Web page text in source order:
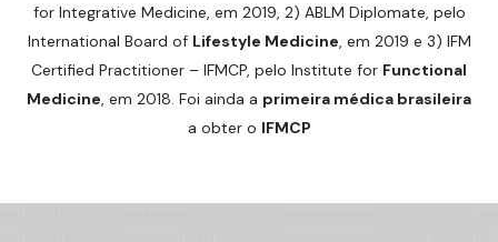
for Integrative Medicine, em 2019, 2) ABLM Diplomate, pelo
International Board of Lifestyle Medicine , em 2019 e 3) IFM
Certified Practitioner – IFMCP, pelo Institute for Functional
Medicine , em 2018. Foi ainda a primeira médica brasileira
a obter o IFMCP